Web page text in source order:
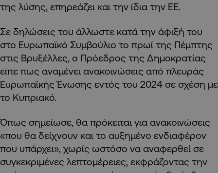
της λύσης, επηρεάζει και την ίδια την ΕΕ.
Σε δηλώσεις του άλλωστε κατά την άφιξή του
στο Ευρωπαϊκό Συμβούλιο το πρωί της Πέμπτης
στις Βρυξέλλες, ο Πρόεδρος της Δημοκρατίας
είπε πως αναμένει ανακοινώσεις από πλευράς
Ευρωπαϊκής Ένωσης εντός του 2024 σε σχέση με
το Κυπριακό.
Όπως σημείωσε, θα πρόκειται για ανακοινώσεις
«που θα δείχνουν και το αυξημένο ενδιαφέρον
που υπάρχει», χωρίς ωστόσο να αναφερθεί σε
συγκεκριμένες λεπτομέρειες, εκφράζοντας την